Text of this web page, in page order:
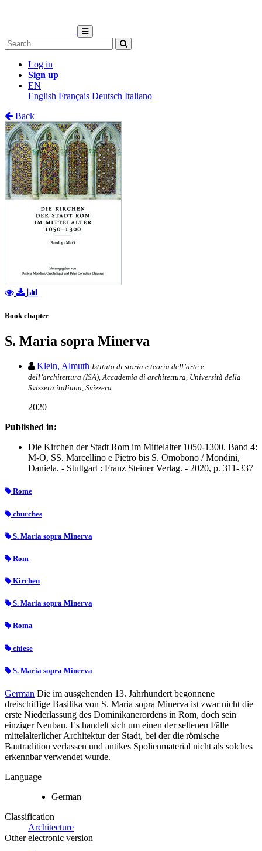
Log in
Sign up
EN
English Français Deutsch Italiano
Back
Book chapter
S. Maria sopra Minerva
Klein, Almuth Istituto di storia e teoria dell’arte e
dell’architettura (ISA), Accademia di architettura, Università della
Svizzera italiana, Svizzera
2020
Published in:
Die Kirchen der Stadt Rom im Mittelalter 1050-1300. Band 4:
M-O, SS. Marcellino e Pietro bis S. Omobono / Mondini,
Daniela. - Stuttgart : Franz Steiner Verlag. - 2020, p. 311-337
Rome
churches
S. Maria sopra Minerva
Rom
Kirchen
S. Maria sopra Minerva
Roma
chiese
S. Maria sopra Minerva
German Die im ausgehenden 13. Jahrhundert begonnene
dreischiffige Basilika von S. Maria sopra Minerva ist zwar nicht die
erste Niederlassung des Dominikanerordens in Rom, doch sein
einziger Neubau. Es handelt sich um einen der seltenen Fälle
mittelalterlicher Architektur der Stadt, bei der die römische
Bautradition verlassen und antikes Spolienmaterial nicht als solches
erkennbar verwendet wurde.
Language
German
Classification
Architecture
Other electronic version